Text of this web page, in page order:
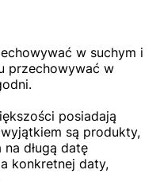
w suchym i
przechowywać w
posiadają
są produkty,
długą datę
konkretnej daty,